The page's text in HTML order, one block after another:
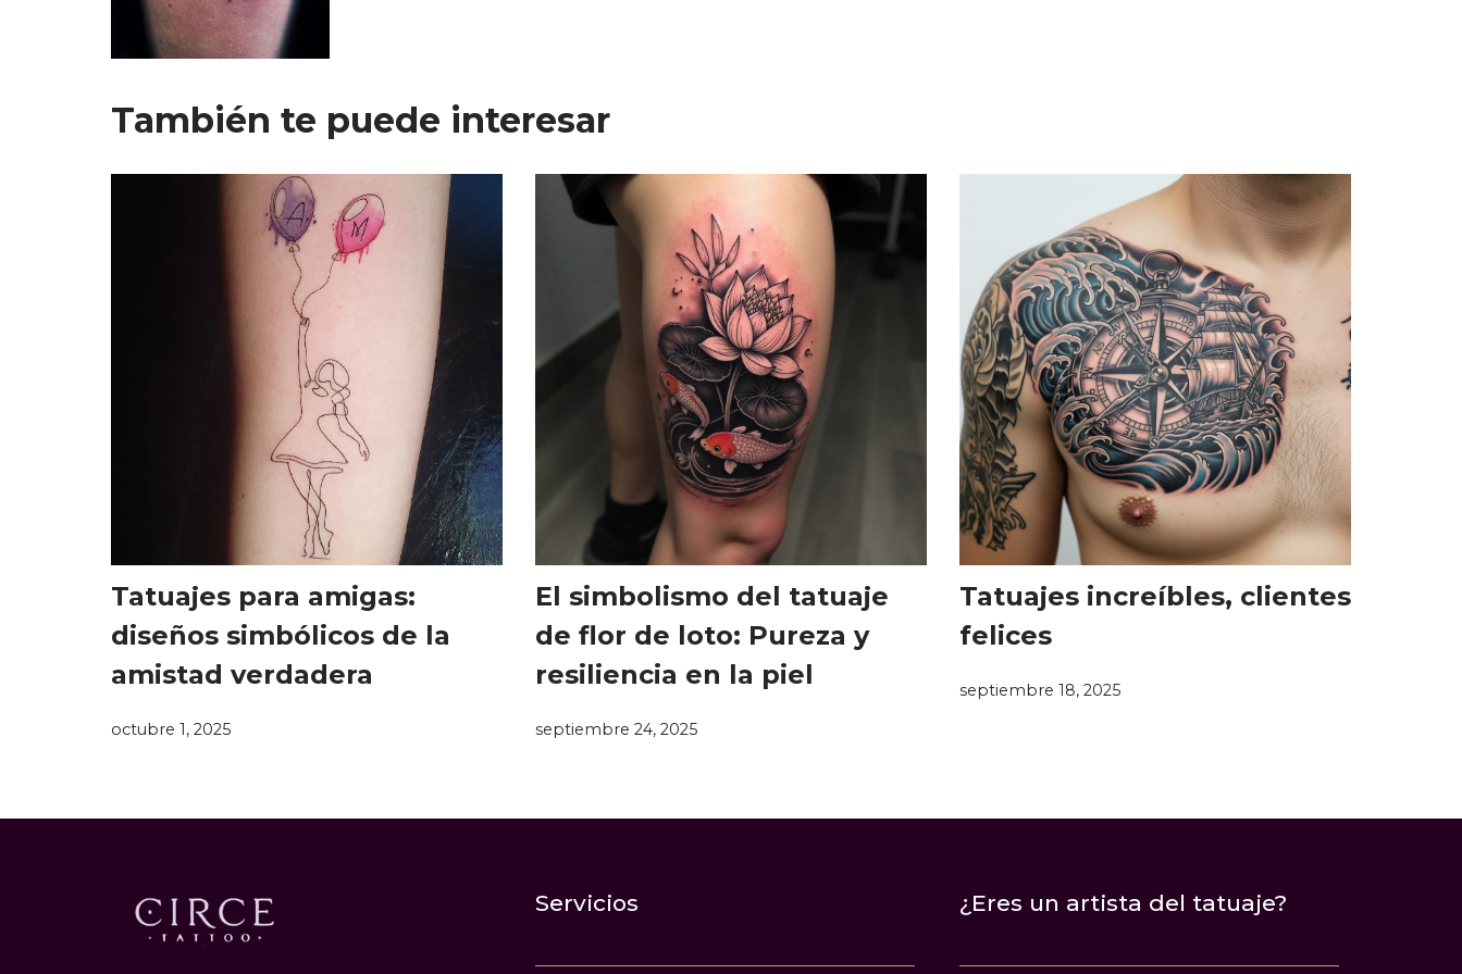
También te puede interesar
Tatuajes para amigas:
diseños simbólicos de la
amistad verdadera
octubre 1, 2025
El simbolismo del tatuaje
de flor de loto: Pureza y
resiliencia en la piel
septiembre 24, 2025
Tatuajes increíbles, clientes
felices
septiembre 18, 2025
Servicios ¿Eres un artista del tatuaje?